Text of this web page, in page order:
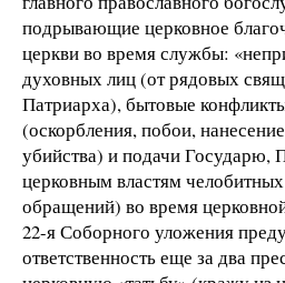
подрывающие церковное
церкви во время службы:
духовных лиц (от рядовых
Патриарха), бытовые
(оскорбления, побои,
убийства) и подачи Государю,
церковным властям
обращений) во время
22-я Соборного уложения
ответственность еще за два